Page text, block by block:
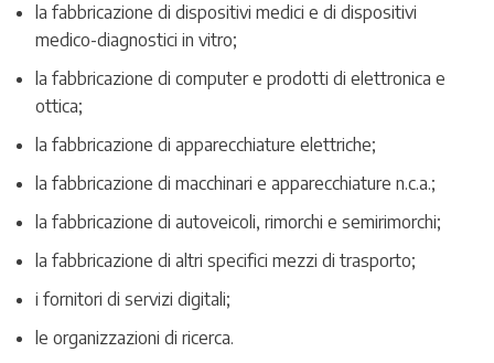
la fabbricazione di dispositivi medici e di dispositivi
medico-diagnostici in vitro;
la fabbricazione di computer e prodotti di elettronica e
ottica;
la fabbricazione di apparecchiature elettriche;
la fabbricazione di macchinari e apparecchiature n.c.a.;
la fabbricazione di autoveicoli, rimorchi e semirimorchi;
la fabbricazione di altri specifici mezzi di trasporto;
i fornitori di servizi digitali;
le organizzazioni di ricerca.